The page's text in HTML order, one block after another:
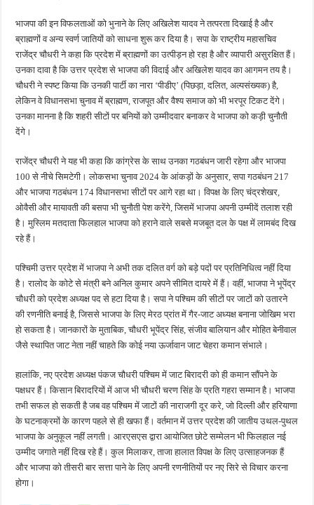
भाजपा की इन विफलताओं को भुनाने के लिए अखिलेश यादव ने तत्परता दिखाई है और
ब्राह्मणों व अन्य स्वर्ण जातियों को साधना शुरू कर दिया है। सपा के राष्ट्रीय महासचिव
राजेंद्र चौधरी ने कहा कि प्रदेश में ब्राह्मणों का उत्पीड़न हो रहा है और व्यापारी असुरक्षित हैं।
उनका दावा है कि उत्तर प्रदेश से भाजपा की विदाई और अखिलेश यादव का आगमन तय है।
चौधरी ने स्पष्ट किया कि उनकी पार्टी का नारा ‘पीडीए’ (पिछड़ा, दलित, अल्पसंख्यक) है,
लेकिन वे विधानसभा चुनाव में ब्राह्मण, राजपूत और वैश्य समाज को भी भरपूर टिकट देंगे।
उनका मानना है कि शहरी सीटों पर बनियों को उम्मीदवार बनाकर वे भाजपा को कड़ी चुनौती
देंगे।
राजेंद्र चौधरी ने यह भी कहा कि कांग्रेस के साथ उनका गठबंधन जारी रहेगा और भाजपा
100 से नीचे सिमटेगी। लोकसभा चुनाव 2024 के आंकड़ों के अनुसार, सपा गठबंधन 217
और भाजपा गठबंधन 174 विधानसभा सीटों पर आगे रहा था। विपक्ष के लिए चंद्रशेखर,
ओवैसी और मायावती की बसपा भी चुनौती पेश करेंगे, जिसमें भाजपा अपनी उम्मीदें तलाश रही
है। मुस्लिम मतदाता फिलहाल भाजपा को हराने वाले सबसे मजबूत दल के पक्ष में लामबंद दिख
रहे हैं।
पश्चिमी उत्तर प्रदेश में भाजपा ने अभी तक दलित वर्ग को बड़े पदों पर प्रतिनिधित्व नहीं दिया
है। रालोद के कोटे से मंत्री बने अनिल कुमार अपने सीमित दायरे में हैं। वहीं, भाजपा ने भूपेंद्र
चौधरी को प्रदेश अध्यक्ष पद से हटा दिया है। सपा ने पश्चिम की सीटों पर जाटों को उतारने
की रणनीति बनाई है, जिससे भाजपा के लिए मेरठ प्रांत में गैर-जाट अध्यक्ष बनाना जोखिम भरा
हो सकता है। जानकारों के मुताबिक, चौधरी भूपेंद्र सिंह, संजीव बालियान और मोहित बेनीवाल
जैसे स्थापित जाट नेता नहीं चाहते कि कोई नया ऊर्जावान जाट चेहरा कमान संभाले।
हालांकि, नए प्रदेश अध्यक्ष पंकज चौधरी पश्चिम में जाट बिरादरी को ही कमान सौंपने के
पक्षधर हैं। किसान बिरादरियों में आज भी चौधरी चरण सिंह के प्रति गहरा सम्मान है। भाजपा
तभी सफल हो सकती है जब वह पश्चिम में जाटों की नाराजगी दूर करे, जो दिल्ली और हरियाणा
के घटनाक्रमों के कारण पहले से ही खफा हैं। वर्तमान में उत्तर प्रदेश की जातीय उथल-पुथल
भाजपा के अनुकूल नहीं लगती। आरएसएस द्वारा आयोजित छोटे सम्मेलन भी फिलहाल नई
उम्मीद जगाते नहीं दिख रहे हैं। कुल मिलाकर, ताजा हालात विपक्ष के लिए उत्साहजनक हैं
और भाजपा को तीसरी बार सत्ता पाने के लिए अपनी रणनीतियों पर नए सिरे से विचार करना
होगा।